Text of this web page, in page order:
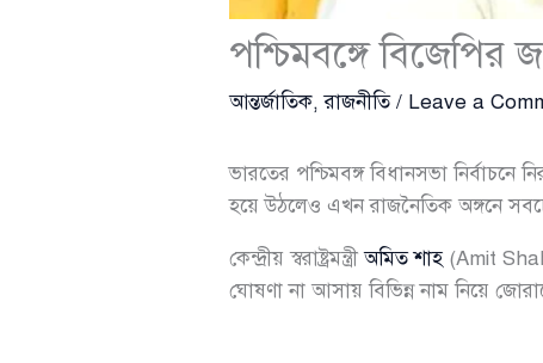
পশ্চিমবঙ্গে বিজেপির
আন্তর্জাতিক,রাজনীতি/ Leave a
ভারতের পশ্চিমবঙ্গ বিধানসভা
হয়ে উঠলেও এখন রাজনৈতিক অঙ্গনে
কেন্দ্রীয় স্বরাষ্ট্রমন্ত্রীঅমিত শাহ (Amit
ঘোষণা না আসায় বিভিন্ন নাম নিয়ে